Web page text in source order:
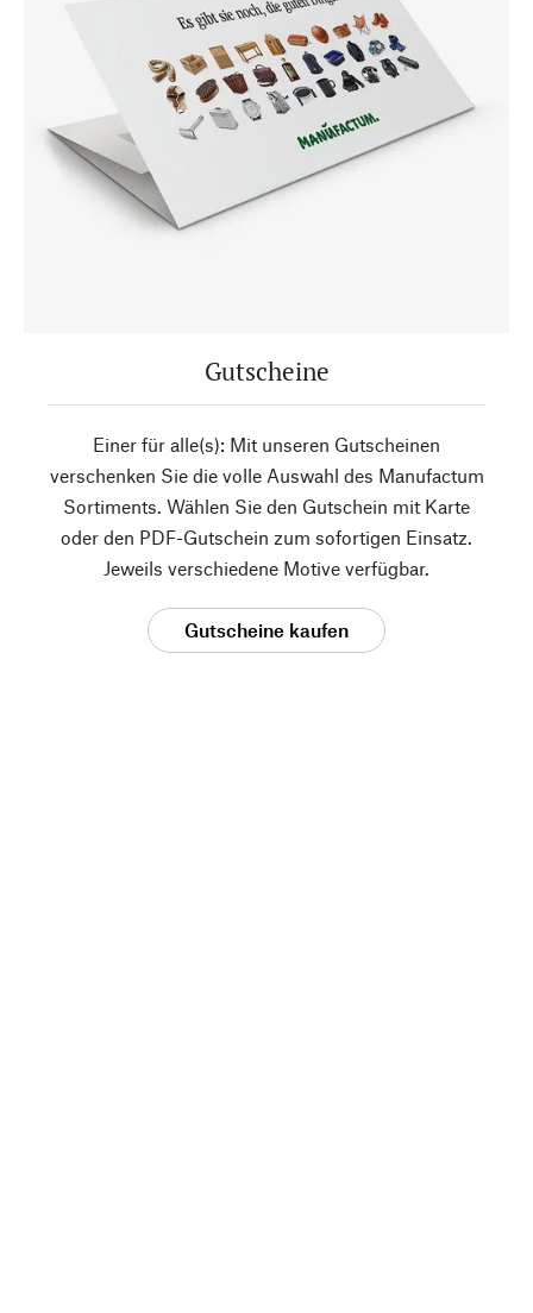
Gutscheine
Einer für alle(s): Mit unseren Gutscheinen
verschenken Sie die volle Auswahl des Manufactum
Sortiments. Wählen Sie den Gutschein mit Karte
oder den PDF-Gutschein zum sofortigen Einsatz.
Jeweils verschiedene Motive verfügbar.
Gutscheine kaufen